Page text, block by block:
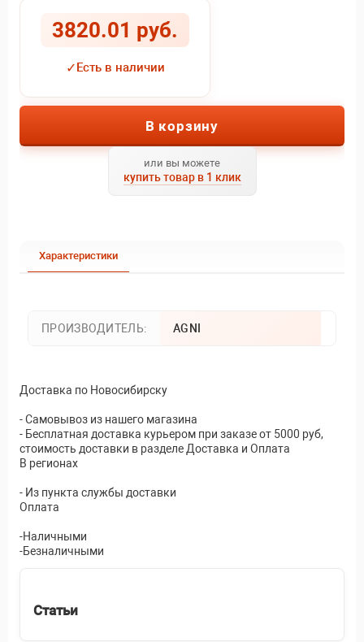
3820.01 руб.
✓Есть в наличии
В корзину
или вы можете
купить товар в 1 клик
Характеристики
ПРОИЗВОДИТЕЛЬ: AGNI
Доставка по Новосибирску
- Самовывоз из нашего магазина
- Бесплатная доставка курьером при заказе от 5000 руб,
стоимость доставки в разделе Доставка и Оплата
В регионах
- Из пункта службы доставки
Оплата
-Наличными
-Безналичными
Статьи